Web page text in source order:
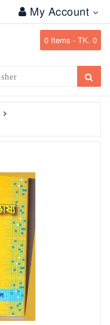
My Account
0 Items -TK. 0